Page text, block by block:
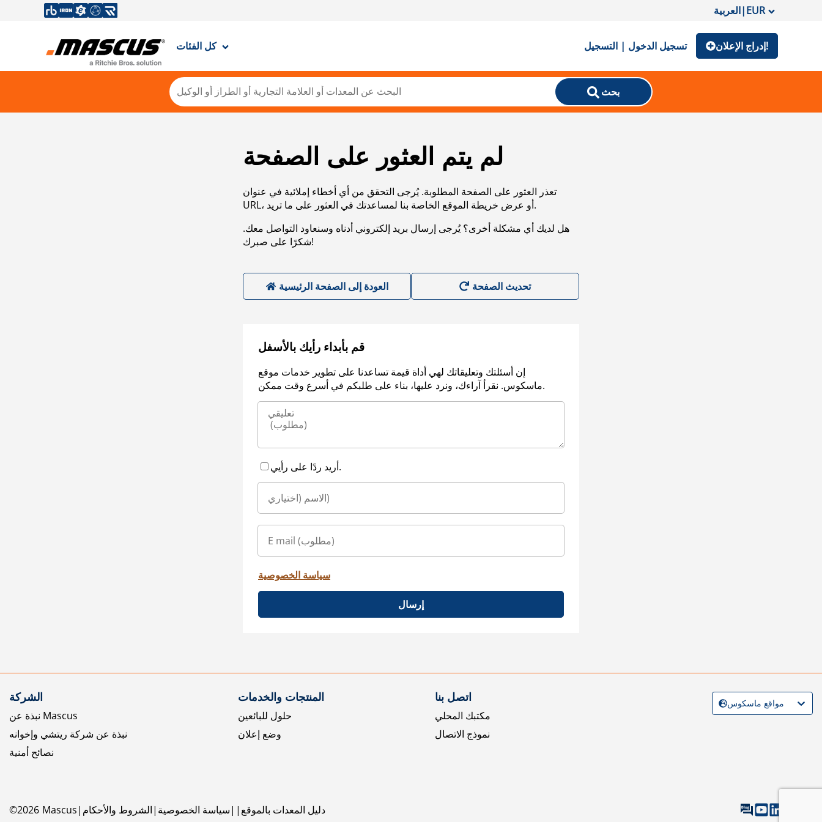
العربية|EUR
كل الفئات تسجيل الدخول | التسجيل إدراج الإعلان!
بحث
لم يتم العثور على الصفحة
تعذر العثور على الصفحة المطلوبة. يُرجى التحقق من أي أخطاء إملائية في عنوان
URL، أو عرض خريطة الموقع الخاصة بنا لمساعدتك في العثور على ما تريد.
هل لديك أي مشكلة أخرى؟ يُرجى إرسال بريد إلكتروني أدناه وسنعاود التواصل معك.
شكرًا على صبرك!
العودة إلى الصفحة الرئيسية
قم بأبداء رأيك بالأسفل
إن أسئلتك وتعليقاتك لهي أداة قيمة تساعدنا على تطوير خدمات موقع
ماسكوس. نقرأ آراءك، ونرد عليها، بناء على طلبكم في أسرع وقت ممكن.
أريد ردًا على رأيي.
سياسة الخصوصية
إرسال
الشركة
نبذة عن Mascus
نبذة عن شركة ريتشي وإخوانه
نصائح أمنية
المنتجات والخدمات
حلول للبائعين
وضع إعلان
اتصل بنا
مكتبك المحلي
نموذج الاتصال
©2026 Mascus الشروط والأحكام سياسة الخصوصية دليل المعدات بالموقع
مواقع ماسكوس